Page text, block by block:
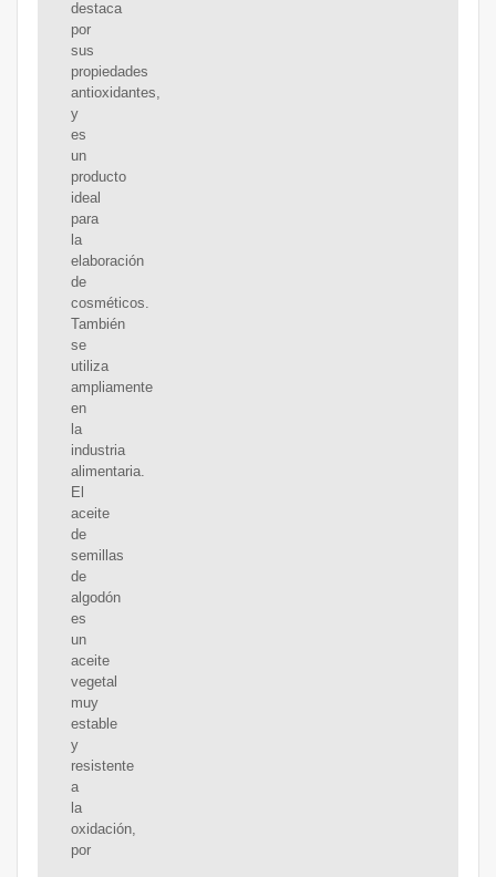
destaca
por
sus
propiedades
antioxidantes,
y
es
un
producto
ideal
para
la
elaboración
de
cosméticos.
También
se
utiliza
ampliamente
en
la
industria
alimentaria.
El
aceite
de
semillas
de
algodón
es
un
aceite
vegetal
muy
estable
y
resistente
a
la
oxidación,
por